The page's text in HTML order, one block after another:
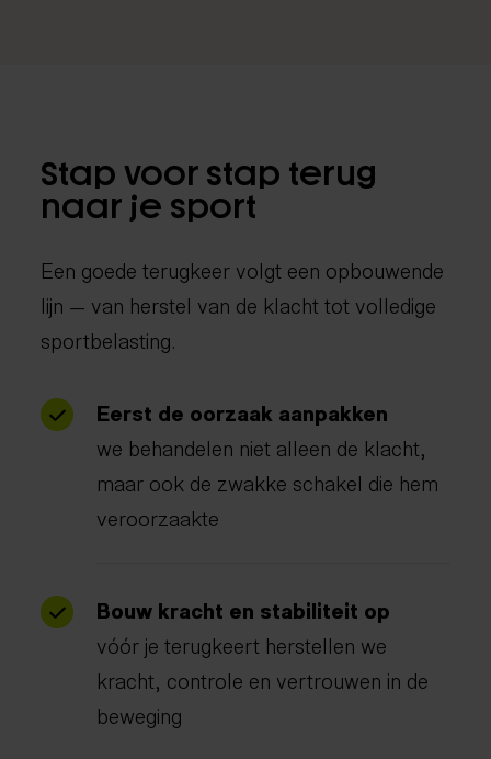
Stap voor stap terug
naar je sport
Een goede terugkeer volgt een opbouwende
lijn — van herstel van de klacht tot volledige
sportbelasting.
Eerst de oorzaak aanpakken
we behandelen niet alleen de klacht,
maar ook de zwakke schakel die hem
veroorzaakte
Bouw kracht en stabiliteit op
vóór je terugkeert herstellen we
kracht, controle en vertrouwen in de
beweging